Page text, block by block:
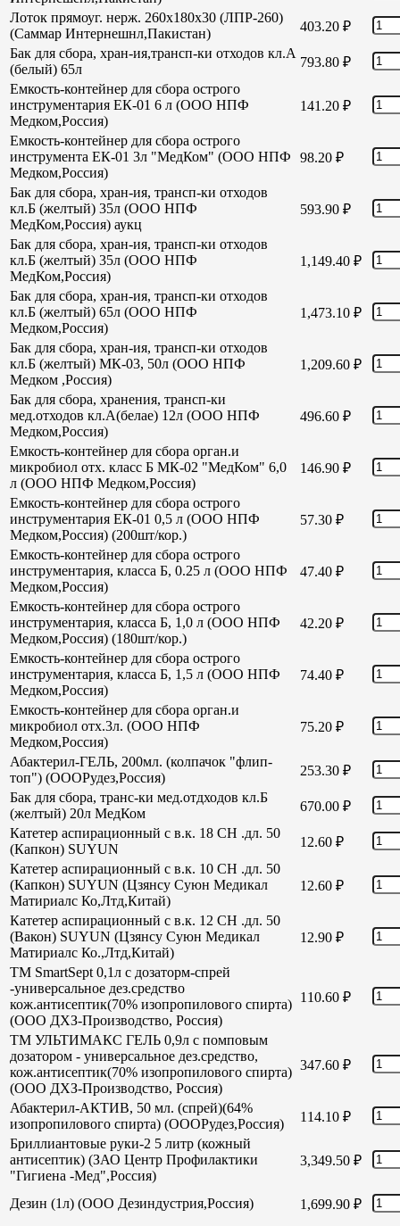
Лоток прямоуг. нерж. 260х180х30 (ЛПР-260)
(Саммар Интернешнл,Пакистан)
403.20 ₽
Бак для сбора, хран-ия,трансп-ки отходов кл.А
(белый) 65л
793.80 ₽
Емкость-контейнер для сбора острого
инструментария ЕК-01 6 л (ООО НПФ
Медком,Россия)
141.20 ₽
Емкость-контейнер для сбора острого
инструмента ЕК-01 3л "МедКом" (ООО НПФ
Медком,Россия)
98.20 ₽
Бак для сбора, хран-ия, трансп-ки отходов
кл.Б (желтый) 35л (ООО НПФ
МедКом,Россия) аукц
593.90 ₽
Бак для сбора, хран-ия, трансп-ки отходов
кл.Б (желтый) 35л (ООО НПФ
МедКом,Россия)
1,149.40 ₽
Бак для сбора, хран-ия, трансп-ки отходов
кл.Б (желтый) 65л (ООО НПФ
Медком,Россия)
1,473.10 ₽
Бак для сбора, хран-ия, трансп-ки отходов
кл.Б (желтый) МК-03, 50л (ООО НПФ
Медком ,Россия)
1,209.60 ₽
Бак для сбора, хранения, трансп-ки
мед.отходов кл.А(белае) 12л (ООО НПФ
Медком,Россия)
496.60 ₽
Емкость-контейнер для сбора орган.и
микробиол отх. класс Б МК-02 "МедКом" 6,0
л (ООО НПФ Медком,Россия)
146.90 ₽
Емкость-контейнер для сбора острого
инструментария ЕК-01 0,5 л (ООО НПФ
Медком,Россия) (200шт/кор.)
57.30 ₽
Емкость-контейнер для сбора острого
инструментария, класса Б, 0.25 л (ООО НПФ
Медком,Россия)
47.40 ₽
Емкость-контейнер для сбора острого
инструментария, класса Б, 1,0 л (ООО НПФ
Медком,Россия) (180шт/кор.)
42.20 ₽
Емкость-контейнер для сбора острого
инструментария, класса Б, 1,5 л (ООО НПФ
Медком,Россия)
74.40 ₽
Емкость-контейнер для сбора орган.и
микробиол отх.3л. (ООО НПФ
Медком,Россия)
75.20 ₽
Абактерил-ГЕЛЬ, 200мл. (колпачок "флип-
топ") (ОООРудез,Россия)
253.30 ₽
Бак для сбора, транс-ки мед.отдходов кл.Б
(желтый) 20л МедКом
670.00 ₽
Катетер аспирационный с в.к. 18 СН .дл. 50
(Капкон) SUYUN
12.60 ₽
Катетер аспирационный с в.к. 10 СН .дл. 50
(Капкон) SUYUN (Цзянсу Суюн Медикал
Матириалс Ко,Лтд,Китай)
12.60 ₽
Катетер аспирационный с в.к. 12 СН .дл. 50
(Вакон) SUYUN (Цзянсу Суюн Медикал
Матириалс Ко.,Лтд,Китай)
12.90 ₽
TM SmartSept 0,1л с дозаторм-спрей
-универсальное дез.средство
кож.антисептик(70% изопропилового спирта)
(ООО ДХЗ-Производство, Россия)
110.60 ₽
TM УЛЬТИМАКС ГЕЛЬ 0,9л с помповым
дозатором - универсальное дез.средство,
кож.антисептик(70% изопропилового спирта)
(ООО ДХЗ-Производство, Россия)
347.60 ₽
Абактерил-АКТИВ, 50 мл. (спрей)(64%
изопропилового спирта) (ОООРудез,Россия)
114.10 ₽
Бриллиантовые руки-2 5 литр (кожный
антисептик) (ЗАО Центр Профилактики
"Гигиена -Мед",Россия)
3,349.50 ₽
Дезин (1л) (ООО Дезиндустрия,Россия) 1,699.90 ₽